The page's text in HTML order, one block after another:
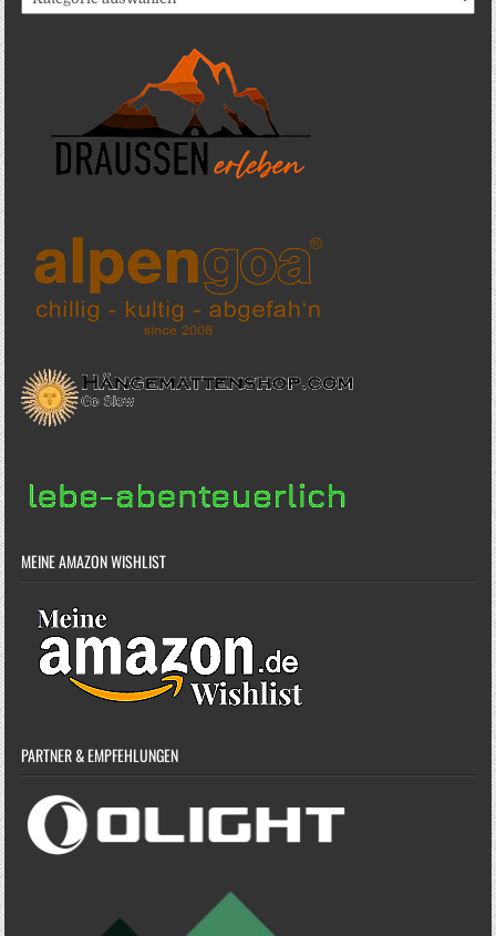
MEINE AMAZON WISHLIST
PARTNER & EMPFEHLUNGEN